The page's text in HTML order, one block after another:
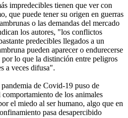
impredecibles tienen que ver con
que puede tener su origen en guerras
o las demandas del mercado
los autores, "los conflictos
predecibles llegados a un
pueden aparecer o endurecerse
por lo que la distinción entre peligros
a veces difusa".
de Covid-19 puso de
de los animales
el miedo al ser humano, algo que en
pasa desapercibido